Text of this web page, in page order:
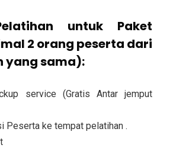
untuk Paket
2 orang peserta dari
yang sama):
service (Gratis Antar jemput
Peserta ke tempat pelatihan .